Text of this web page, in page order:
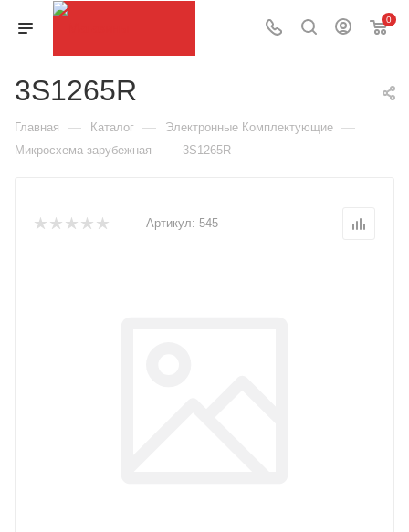
0
3S1265R
Главная — Каталог — Электронные Комплектующие —
Микросхема зарубежная — 3S1265R
Артикул: 545